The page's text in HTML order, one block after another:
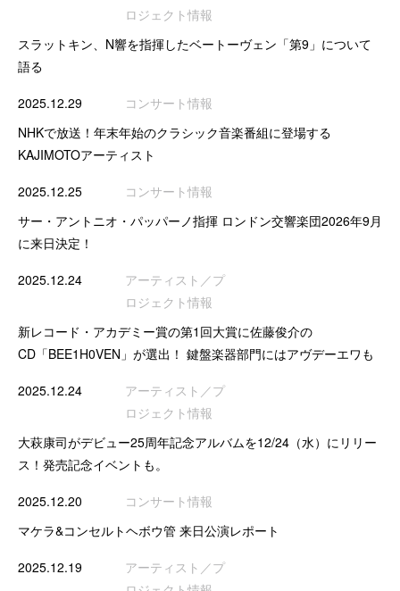
ロジェクト情報
スラットキン、N響を指揮したベートーヴェン「第9」について
語る
2025.12.29
コンサート情報
NHKで放送！年末年始のクラシック音楽番組に登場する
KAJIMOTOアーティスト
2025.12.25
コンサート情報
サー・アントニオ・パッパーノ指揮 ロンドン交響楽団2026年9月
に来日決定！
2025.12.24
アーティスト／プ
ロジェクト情報
新レコード・アカデミー賞の第1回大賞に佐藤俊介の
CD「BEE1H0VEN」が選出！ 鍵盤楽器部門にはアヴデーエワも
2025.12.24
アーティスト／プ
ロジェクト情報
大萩康司がデビュー25周年記念アルバムを12/24（水）にリリー
ス！発売記念イベントも。
2025.12.20
コンサート情報
マケラ&コンセルトヘボウ管 来日公演レポート
2025.12.19
アーティスト／プ